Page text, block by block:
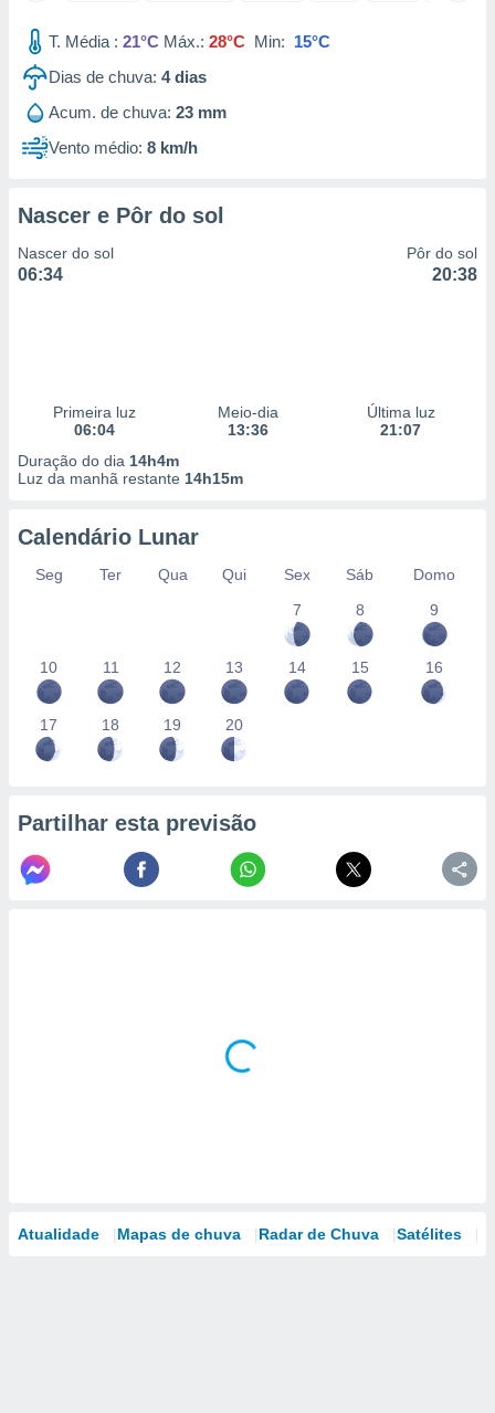
utilizar
criar
medir
da
medir o
fontes,
e melhorar
dados
estudos
T. Média : 21°C Máx.: 28°C Min: 15°C
Dias de chuva: 4dias
Acum. de chuva: 23 mm
Vento médio: 8 km/h
Nascer e Pôr do sol
Nascer do sol
06:34
Pôr do sol
20:38
Primeira luz
06:04
Meio-dia
13:36
Última luz
21:07
Duração do dia 14h4m
Luz da manhã restante 14h15m
Calendário Lunar
Seg Ter Qua Qui Sex Sáb
Domo
7
8 9
10 11 12 13 14 15 16
17 18 19 20
Partilhar esta previsão
Atualidade Mapas de chuva Radar de Chuva Satélites